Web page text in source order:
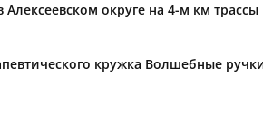
округе на 4-м км
кружка Волшебные